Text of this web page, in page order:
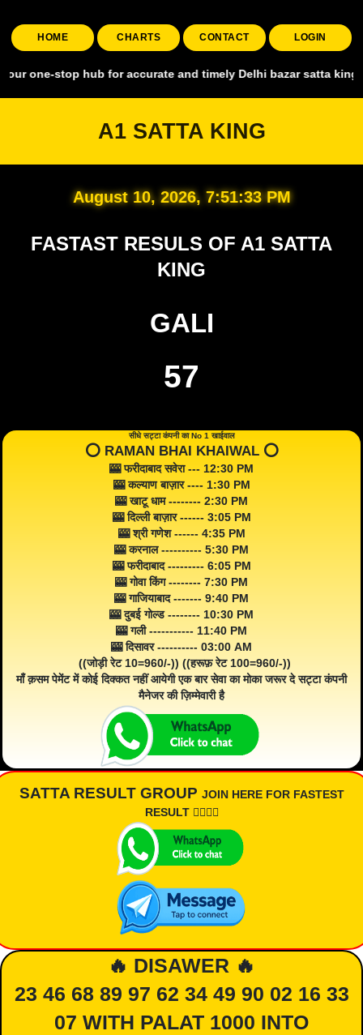
HOME CHARTS CONTACT LOGIN
hub for accurate and timely Delhi bazar satta king,
A1 SATTA KING
August 10, 2026, 7:51:34 PM
FASTAST RESULS OF A1 SATTA
KING
GALI
57
सीधे सट्टा कंपनी का No 1 खाईवाल
⭕️ RAMAN BHAI KHAIWAL ⭕️
🎰 फरीदाबाद सवेरा --- 12:30 PM
🎰 कल्याण बाज़ार ---- 1:30 PM
🎰 खाटू धाम -------- 2:30 PM
🎰 दिल्ली बाज़ार ------ 3:05 PM
🎰 श्री गणेश ------ 4:35 PM
🎰 करनाल ---------- 5:30 PM
🎰 फरीदाबाद --------- 6:05 PM
🎰 गोवा किंग -------- 7:30 PM
🎰 गाजियाबाद ------- 9:40 PM
🎰 दुबई गोल्ड -------- 10:30 PM
🎰 गली ----------- 11:40 PM
🎰 दिसावर ---------- 03:00 AM
((जोड़ी रेट 10=960/-)) ((हरूफ़ रेट 100=960/-))
माँ क़सम पेमेंट में कोई दिक्कत नहीं आयेगी एक बार सेवा का मोका जरूर दे सट्टा कंपनी
मैनेजर की ज़िम्मेवारी है
SATTA RESULT GROUP JOIN HERE FOR FASTEST
RESULT 👇🏾👇🏾
🔥 DISAWER 🔥
23 46 68 89 97 62 34 49 90 02 16 33
07 WITH PALAT 1000 INTO